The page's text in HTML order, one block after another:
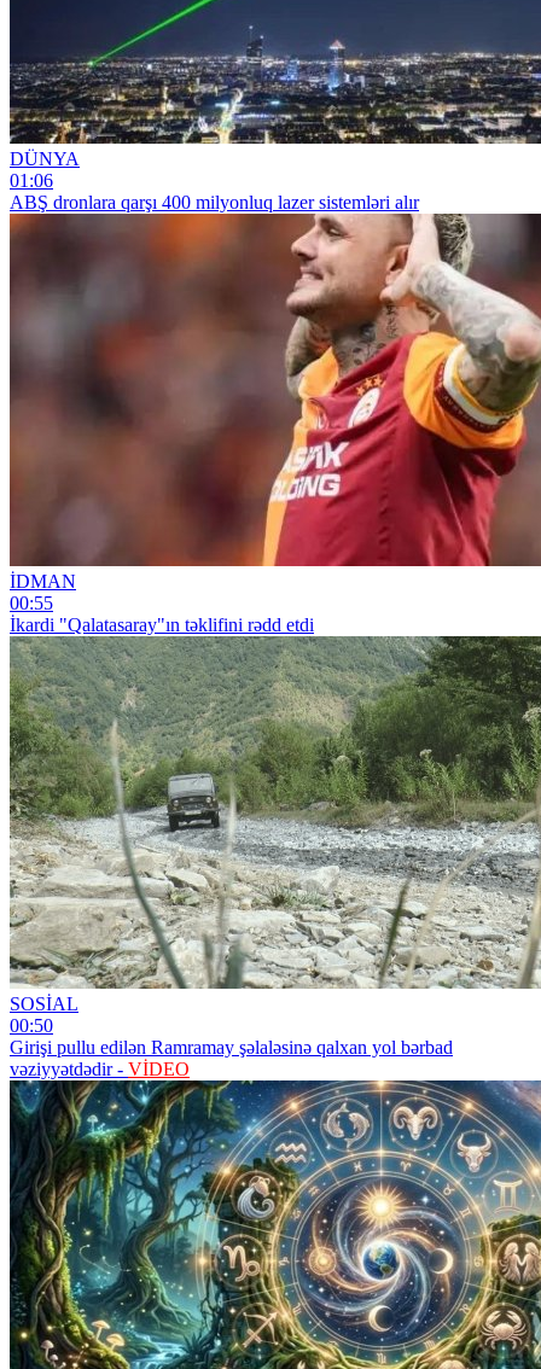
DÜNYA
01:06
ABŞ dronlara qarşı 400 milyonluq lazer sistemləri alır
İDMAN
00:55
İkardi "Qalatasaray"ın təklifini rədd etdi
SOSİAL
00:50
Girişi pullu edilən Ramramay şəlaləsinə qalxan yol bərbad
vəziyyətdədir - VİDEO